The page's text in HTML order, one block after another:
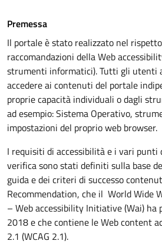
Premessa
Il portale è stato realizzato nel
raccomandazioni della Web
strumenti informatici). Tutti gli utenti
accedere ai contenuti del portale
proprie capacità individuali o dagli
ad esempio: Sistema Operativo,
impostazioni del proprio web browser.
I requisiti di accessibilità e i vari punti
verifica sono stati definiti sulla base
guida e dei criteri di successo
Recommendation, che il World Wide
– Web accessibility Initiative (Wai) ha
2018 e che contiene le Web content
2.1 (WCAG 2.1).